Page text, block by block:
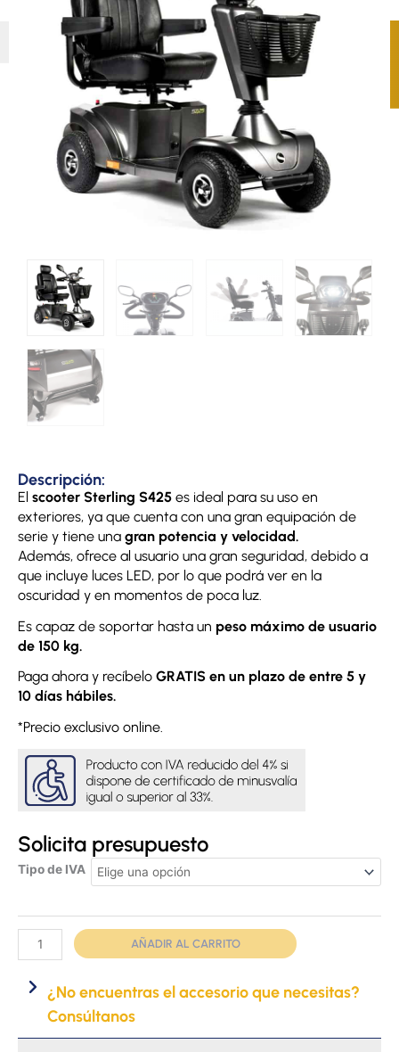
Descripción:
El scooter Sterling S425 es ideal para su uso en
exteriores, ya que cuenta con una gran equipación de
serie y tiene una gran potencia y velocidad.
Además, ofrece al usuario una gran seguridad, debido a
que incluye luces LED, por lo que podrá ver en la
oscuridad y en momentos de poca luz.
Es capaz de soportar hasta un peso máximo de usuario
de 150 kg.
Paga ahora y recíbelo GRATIS en un plazo de entre 5 y
10 días hábiles.
*Precio exclusivo online.
Solicita presupuesto
Tipo de IVA
Scooter
AÑADIR AL CARRITO
¿No encuentras el accesorio que necesitas?
Consúltanos